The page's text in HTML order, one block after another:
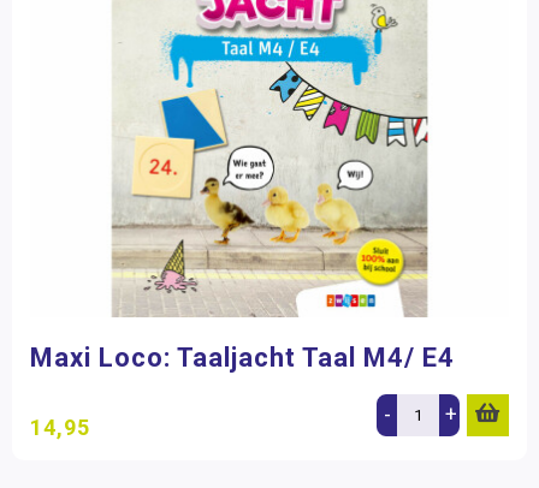
Maxi Loco: Taaljacht Taal M4/ E4
14,95 - +